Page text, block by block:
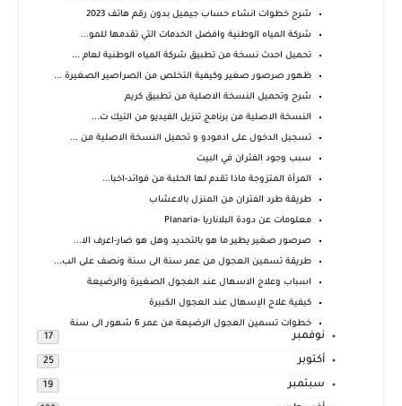
شرح خطوات انشاء حساب جيميل بدون رقم هاتف 2023
شركة المياه الوطنية وافضل الخدمات التي تقدمها للمو...
تحميل احدث نسخة من تطبيق شركة المياه الوطنية لعام ...
ظهور صرصور صغير وكيفية التخلص من الصراصير الصغيرة ...
شرح وتحميل النسخة الاصلية من تطبيق كريم
النسخة الاصلية من برنامج تنزيل الفيديو من التيك ت...
تسجيل الدخول على ادمودو و تحميل النسخة الاصلية من ...
سبب وجود الفئران في البيت
المرأة المتزوجة ماذا تقدم لها الحلبة من فوائد-اخبا...
طريقة طرد الفئران من المنزل بالاعشاب
معلومات عن دودة البلاناريا -Planaria
صرصور صغير يطير ما هو بالتحديد وهل هو ضار-اعرف الا...
طريقة تسمين العجول من عمر سنة الى سنة ونصف على الب...
اسباب وعلاج الاسهال عند العجول الصغيرة والرضيعة
كيفية علاج الإسهال عند العجول الكبيرة
خطوات تسمين العجول الرضيعة من عمر 6 شهور الى سنة
نوفمبر 17
أكتوبر 25
سبتمبر 19